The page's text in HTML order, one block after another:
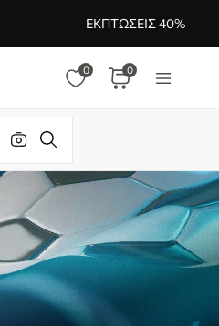
ΕΚΠΤΏΣΕΙΣ 40%
0 0